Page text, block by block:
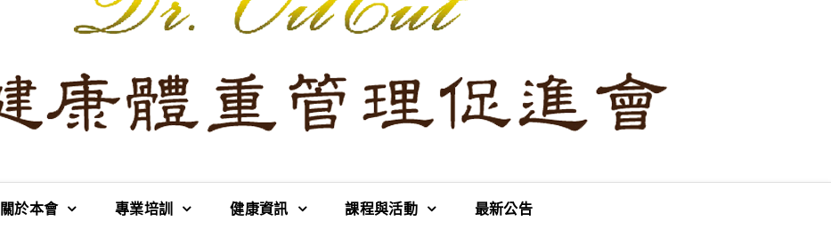
關於本會 專業培訓 健康資訊 課程與活動 最新公告